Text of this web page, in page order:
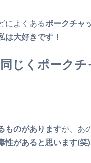
によくあるポークチャ
は大好きです！
じくポーク
ものがありますが、あ
性があると思います(笑)